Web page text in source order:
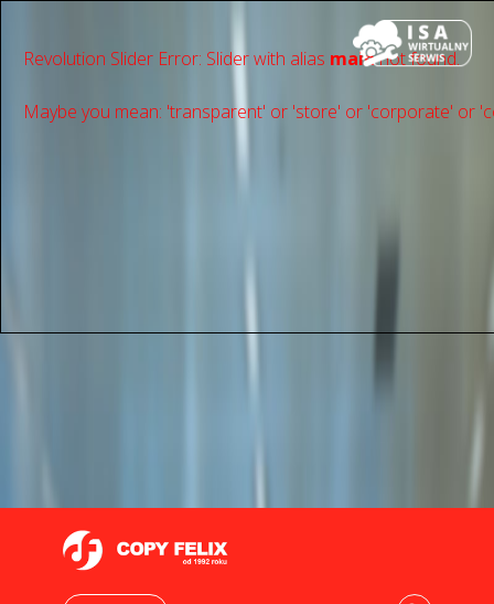
Revolution Slider Error: Slider with alias mainnot found.
Maybe you mean: 'transparent' or 'store' or 'сorporate' or